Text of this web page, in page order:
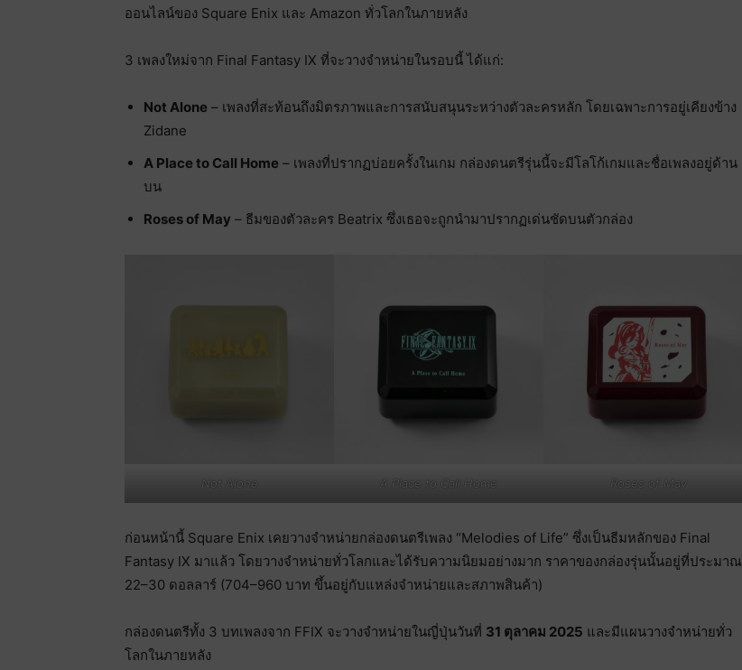
ออนไลน์ของ Square Enix และ Amazon ทั่วโลกในภายหลัง
3 เพลงใหม่จาก Final Fantasy IX ที่จะวางจำหน่ายในรอบนี้ ได้แก่:
Not Alone – เพลงที่สะท้อนถึงมิตรภาพและการสนับสนุนระหว่างตัวละครหลัก โดยเฉพาะการอยู่เคียงข้าง
Zidane
A Place to Call Home – เพลงที่ปรากฏบ่อยครั้งในเกม กล่องดนตรีรุ่นนี้จะมีโลโก้เกมและชื่อเพลงอยู่ด้าน
บน
Roses of May – ธีมของตัวละคร Beatrix ซึ่งเธอจะถูกนำมาปรากฏเด่นชัดบนตัวกล่อง
Not Alone A Place to Call Home Roses of May
ก่อนหน้านี้ Square Enix เคยวางจำหน่ายกล่องดนตรีเพลง “Melodies of Life” ซึ่งเป็นธีมหลักของ Final
Fantasy IX มาแล้ว โดยวางจำหน่ายทั่วโลกและได้รับความนิยมอย่างมาก ราคาของกล่องรุ่นนั้นอยู่ที่ประมาณ
22–30 ดอลลาร์ (704–960 บาท ขึ้นอยู่กับแหล่งจำหน่ายและสภาพสินค้า)
กล่องดนตรีทั้ง 3 บทเพลงจาก FFIX จะวางจำหน่ายในญี่ปุ่นวันที่ 31 ตุลาคม 2025 และมีแผนวางจำหน่ายทั่ว
โลกในภายหลัง